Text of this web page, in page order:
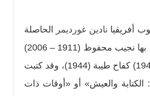
أفريقيا نادين غورديمر
الحاصلة
على جائزة نوبل في 1991 عن أول ثلاث روايات بدأ بها نجيب محفوظ (1911 – 2006)
حياته الأدبية وهي: عبث الأقدار (1939) رادوبيس (1943) كفاح طيبة (1944)، وقد كتبت
والعيش» أو «أوقات ذات